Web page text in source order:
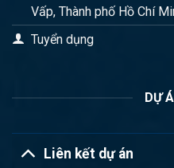
Vấp, Thành phố Hồ Chí
Tuyển dụng
DỰ
Liên kết dự án